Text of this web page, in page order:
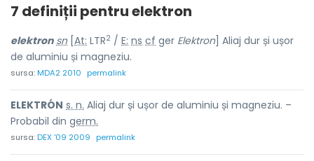
7 definiții pentruelektron
elektron sn[ At: LTR2 / E: ns cf ger Elektron] Aliaj dur și ușor
de aluminiu și magneziu.
sursa:MDA2 2010 permalink
ELEKTRÓN s. n. Aliaj dur și ușor de aluminiu și magneziu. –
Probabil din germ.
sursa:DEX '09 2009 permalink